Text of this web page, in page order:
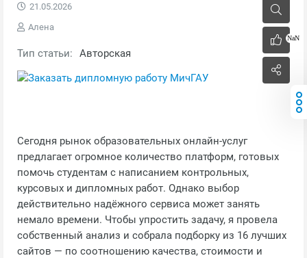
NaN
21.05.2026
Алена
Тип статьи: Авторская
Сегодня рынок образовательных онлайн-услуг
предлагает огромное количество платформ, готовых
помочь студентам с написанием контрольных,
курсовых и дипломных работ. Однако выбор
действительно надёжного сервиса может занять
немало времени. Чтобы упростить задачу, я провела
собственный анализ и собрала подборку из 16 лучших
сайтов — по соотношению качества, стоимости и